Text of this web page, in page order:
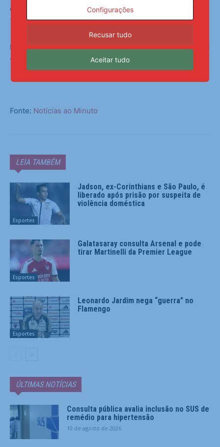
esquema, mesmo sem muito tempo de treino”, falou
Thiago.
Leia Também:Messi ‘esquece’ Mundial e marca golaço na
volta do Inter Miami à liga americana
Fonte: Notícias ao Minuto
LEIA TAMBÉM
Esportes
Jadson, ex-Corinthians e São Paulo, é
liberado após prisão por suspeita de
violência doméstica
Esportes
Galatasaray consulta Arsenal e pode
tirar Martinelli da Premier League
Esportes
Leonardo Jardim nega “guerra” no
Flamengo
ÚLTIMAS NOTÍCIAS
Consulta pública avalia inclusão no SUS de
remédio para hipertensão
10 de agosto de 2026
Configurações
Recusar tudo
Aceitar tudo